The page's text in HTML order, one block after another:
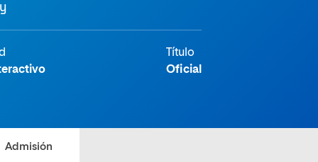
Título
Oficial
Admisión